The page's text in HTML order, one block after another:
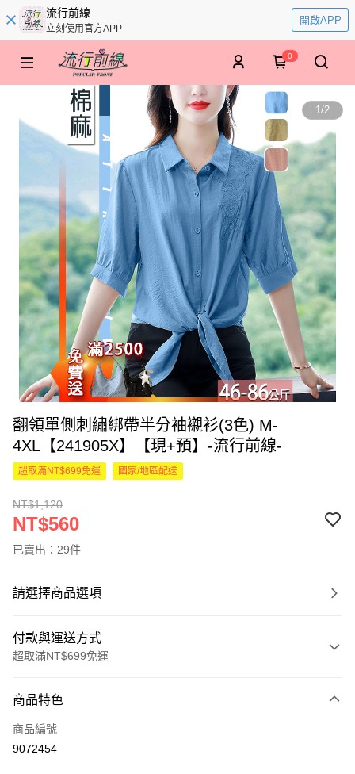
流行前線
立刻使用官方APP
開啟APP
0
1/2
翻領單側刺繡綁帶半分袖襯衫(3色) M-
4XL【241905X】【現+預】-流行前線-
超取滿NT$699免運 國家/地區配送
NT$1,120
NT$560
已賣出：29件
請選擇商品選項
付款與運送方式
超取滿NT$699免運
信用卡一次付款
超商取貨付款
商品特色
商品編號
9072454